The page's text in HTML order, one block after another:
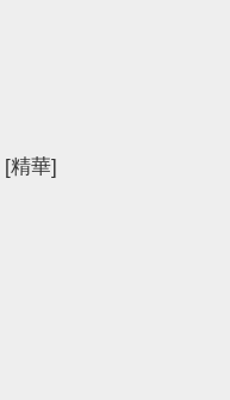
[精華]